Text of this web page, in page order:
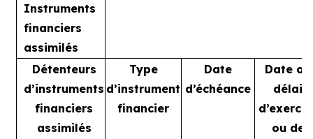
Instruments
financiers
assimilés
Détenteurs
d’instruments
financiers
assimilés
Type
d’instrument
financier
Date
d’échéance
Date ou
délai
ou de